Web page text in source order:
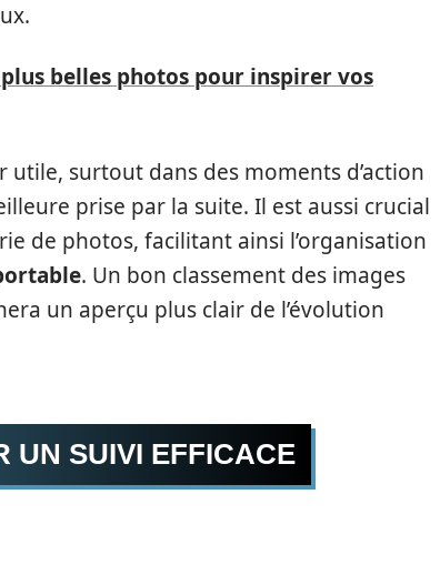
belles photos pour inspirer vos
utile, surtout dans des moments d’action
prise par la suite. Il est aussi crucial
de photos, facilitant ainsi l’organisation
. Un bon classement des images
un aperçu plus clair de l’évolution
UN SUIVI EFFICACE